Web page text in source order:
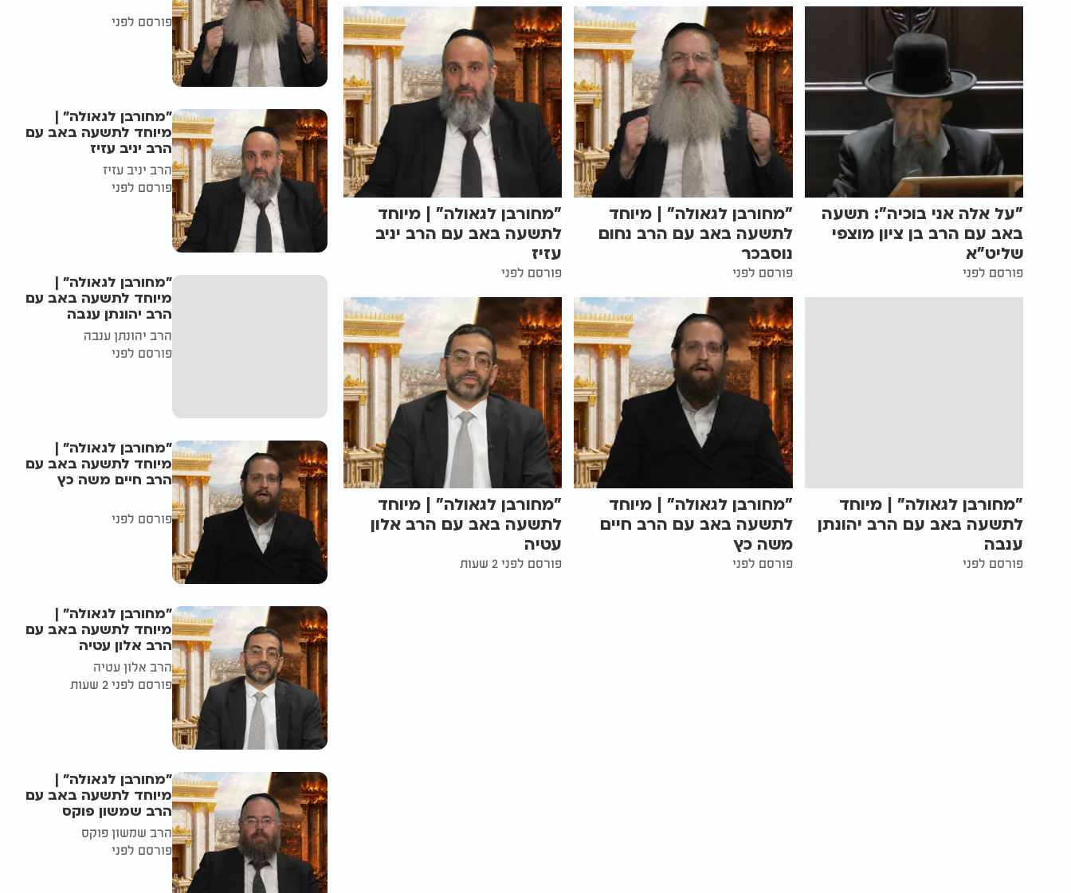
"על אלה אני בוכיה": תשעה
באב עם הרב בן ציון מוצפי
שליט"א
פורסם לפני
"מחורבן לגאולה" | מיוחד
לתשעה באב עם הרב נחום
נוסבכר
פורסם לפני
"מחורבן לגאולה" | מיוחד
לתשעה באב עם הרב יניב
עזיז
פורסם לפני
"מחורבן לגאולה" | מיוחד
לתשעה באב עם הרב יהונתן
ענבה
פורסם לפני
"מחורבן לגאולה" | מיוחד
לתשעה באב עם הרב חיים
משה כץ
פורסם לפני
"מחורבן לגאולה" | מיוחד
לתשעה באב עם הרב אלון
עטיה
פורסם לפני 2 שעות
פורסם לפני
"מחורבן לגאולה" |
מיוחד לתשעה באב עם
הרב יניב עזיז
הרב יניב עזיז
פורסם לפני
"מחורבן לגאולה" |
מיוחד לתשעה באב עם
הרב יהונתן ענבה
הרב יהונתן ענבה
פורסם לפני
"מחורבן לגאולה" |
מיוחד לתשעה באב עם
הרב חיים משה כץ
פורסם לפני
"מחורבן לגאולה" |
מיוחד לתשעה באב עם
הרב אלון עטיה
הרב אלון עטיה
פורסם לפני 2 שעות
"מחורבן לגאולה" |
מיוחד לתשעה באב עם
הרב שמשון פוקס
הרב שמשון פוקס
פורסם לפני